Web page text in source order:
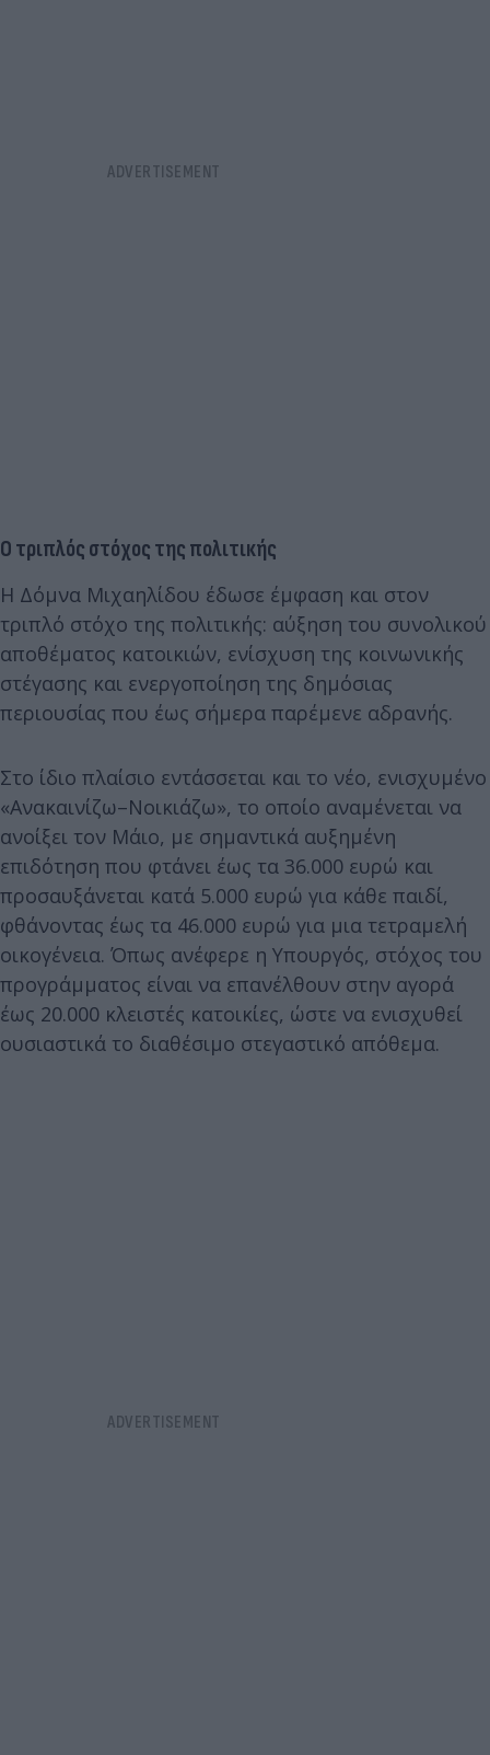
Ο τριπλός στόχος της πολιτικής
Η Δόμνα Μιχαηλίδου έδωσε έμφαση και στον
τριπλό στόχο της πολιτικής: αύξηση του συνολικού
αποθέματος κατοικιών, ενίσχυση της κοινωνικής
στέγασης και ενεργοποίηση της δημόσιας
περιουσίας που έως σήμερα παρέμενε αδρανής.
Στο ίδιο πλαίσιο εντάσσεται και το νέο, ενισχυμένο
«Ανακαινίζω–Νοικιάζω», το οποίο αναμένεται να
ανοίξει τον Μάιο, με σημαντικά αυξημένη
επιδότηση που φτάνει έως τα 36.000 ευρώ και
προσαυξάνεται κατά 5.000 ευρώ για κάθε παιδί,
φθάνοντας έως τα 46.000 ευρώ για μια τετραμελή
οικογένεια. Όπως ανέφερε η Υπουργός, στόχος του
προγράμματος είναι να επανέλθουν στην αγορά
έως 20.000 κλειστές κατοικίες, ώστε να ενισχυθεί
ουσιαστικά το διαθέσιμο στεγαστικό απόθεμα.